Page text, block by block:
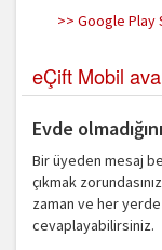
>> Google Play
eÇift Mobil
Evde
Bir üyeden mesaj
çıkmak
zaman ve her yerde
cevaplayabilirsiniz.